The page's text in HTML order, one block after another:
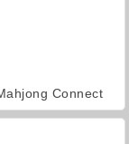
Connect